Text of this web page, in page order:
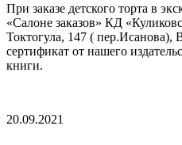
При заказе детского торта в
«Салоне заказов» КД
Токтогула, 147 ( пер.Исанова),
сертификат от нашего
книги.
20.09.2021